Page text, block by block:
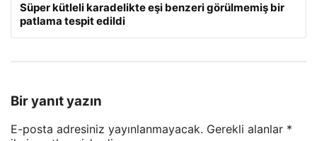
Süper kütleli karadelikte eşi benzeri görülmemiş bir
patlama tespit edildi
Bir yanıt yazın
E-posta adresiniz yayınlanmayacak. Gerekli alanlar *